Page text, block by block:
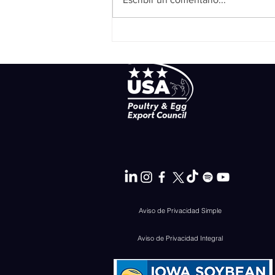
ante riesgo de Influenza
Aviar H5N1
Aviso de Privacidad Simple
Aviso de Privacidad Integral